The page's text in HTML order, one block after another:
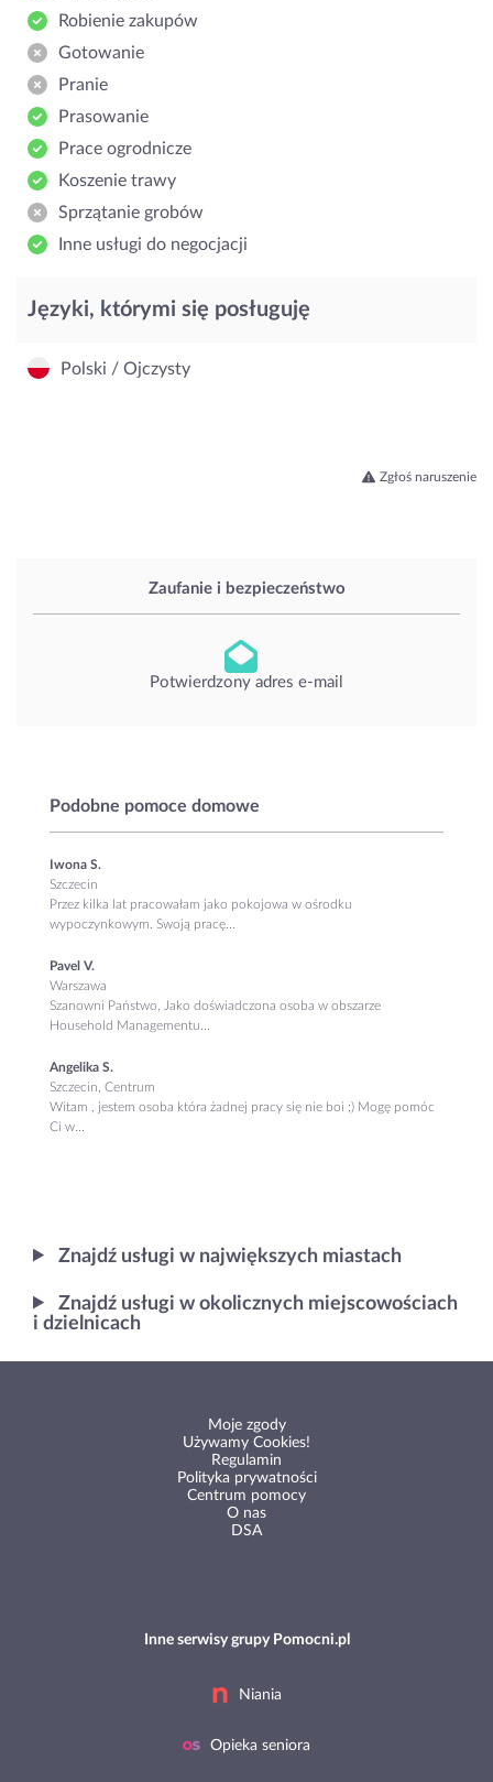
Zaufanie i bezpieczeństwo
Potwierdzony adres e-mail
Podobne pomoce domowe
Iwona S.
Szczecin
Przez kilka lat pracowałam jako pokojowa w ośrodku
wypoczynkowym. Swoją pracę...
Pavel V.
Warszawa
Szanowni Państwo, Jako doświadczona osoba w obszarze
Household Managementu...
Angelika S.
Szczecin, Centrum
Witam , jestem osoba która żadnej pracy się nie boi ;) Mogę pomóc
Ci w...
Robienie zakupów
Gotowanie
Pranie
Prasowanie
Prace ogrodnicze
Koszenie trawy
Sprzątanie grobów
Inne usługi do negocjacji
Języki, którymi się posługuję
Polski / Ojczysty
Zgłoś naruszenie
Znajdź usługi w największych miastach
Znajdź usługi w okolicznych miejscowościach
i dzielnicach
Moje zgody
Używamy Cookies!
Regulamin
Polityka prywatności
Centrum pomocy
O nas
DSA
Inne serwisy grupy Pomocni.pl
Niania
Opieka seniora